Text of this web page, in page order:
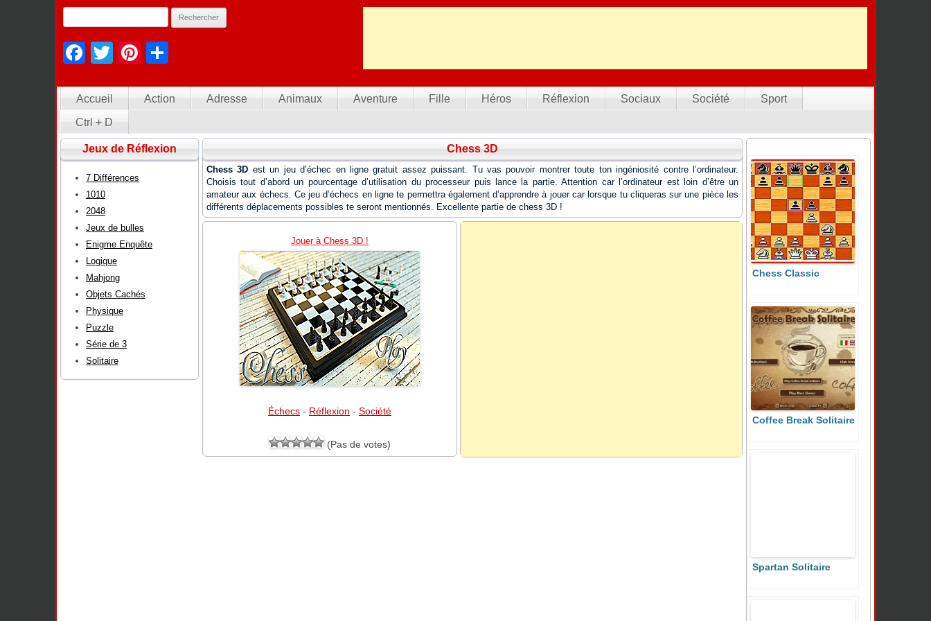
Facebook
TwitterPinterest
Accueil Action Adresse Animaux Aventure Fille Héros Réflexion Sociaux Société
Sport
Ctrl + D
Chess 3D
Chess 3D est un jeu d’échec en ligne gratuit assez puissant. Tu vas pouvoir montrer toute ton ingéniosité contre l’ordinateur.
Choisis tout d’abord un pourcentage d’utilisation du processeur puis lance la partie. Attention car l’ordinateur est loin d’être un
amateur aux échecs. Ce jeu d’échecs en ligne te permettra également d’apprendre à jouer car lorsque tu cliqueras sur une pièce les
différents déplacements possibles te seront mentionnés. Excellente partie de chess 3D !
Jouer à Chess 3D !
Échecs - Réflexion - Société
(Pas de votes)
Chess Classic
Coffee Break Solitaire
Spartan Solitaire
Jeux de Réflexion
7 Différences
1010
2048
Jeux de bulles
Enigme Enquête
Logique
Mahjong
Objets Cachés
Physique
Puzzle
Série de 3
Solitaire